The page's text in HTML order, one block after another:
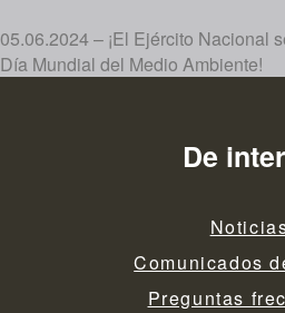
05.06.2024 – ¡El Ejército Nacional
Día Mundial del Medio Ambiente!
De
Comunicados
Preguntas